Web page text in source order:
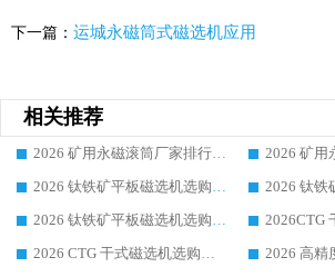
下一篇： 运城永磁筒式磁选机应用
相关推荐
2026 矿用永磁滚筒厂家排行榜选购干货指南 行业口碑标杆华体会手机网页版-华体会(中国) 实力出众
2026 钛铁矿平板磁选机选购全攻略 市场公认优质品牌厂家实力排行榜
2026 钛铁矿平板磁选机选购指南 行业口碑优选品牌生产企业实力排行榜
2026 CTG 干式磁选机选购指南|行业口碑靠谱生产厂家领域强者推荐